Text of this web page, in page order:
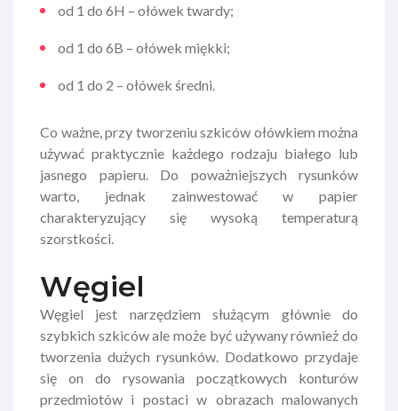
od 1 do 6H – ołówek twardy;
od 1 do 6B – ołówek miękki;
od 1 do 2 – ołówek średni.
Co ważne, przy tworzeniu szkiców ołówkiem można
używać praktycznie każdego rodzaju białego lub
jasnego papieru. Do poważniejszych rysunków
warto, jednak zainwestować w papier
charakteryzujący się wysoką temperaturą
szorstkości.
Węgiel
Węgiel jest narzędziem służącym głównie do
szybkich szkiców ale może być używany również do
tworzenia dużych rysunków. Dodatkowo przydaje
się on do rysowania początkowych konturów
przedmiotów i postaci w obrazach malowanych